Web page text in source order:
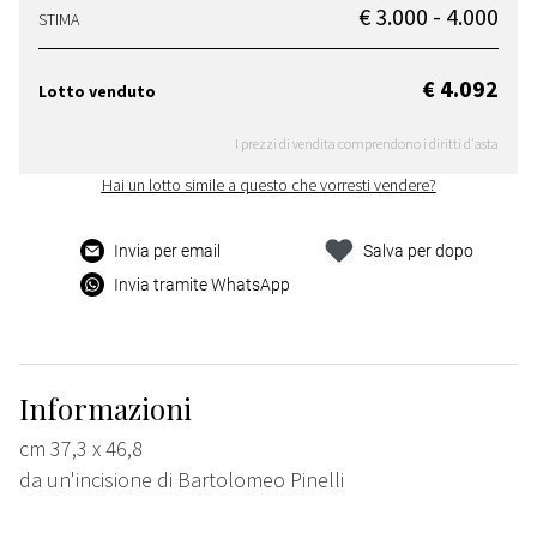
STIMA € 3.000 - 4.000
Lotto venduto € 4.092
I prezzi di vendita comprendono i diritti d'asta
Hai un lotto simile a questo che vorresti vendere?
Invia per email
Invia tramite WhatsApp
Salva per dopo
Informazioni
cm 37,3 x 46,8
da un'incisione di Bartolomeo Pinelli